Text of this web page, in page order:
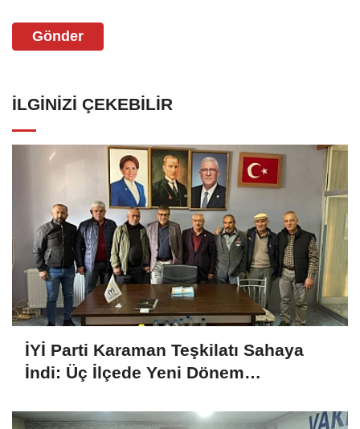
Gönder
İLGINIZI ÇEKEBILIR
İYİ Parti Karaman Teşkilatı Sahaya
İndi: Üç İlçede Yeni Dönem